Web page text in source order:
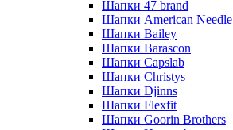
Шапки 47 brand
Шапки American Needle
Шапки Bailey
Шапки Barascon
Шапки Capslab
Шапки Christys
Шапки Djinns
Шапки Flexfit
Шапки Goorin Brothers